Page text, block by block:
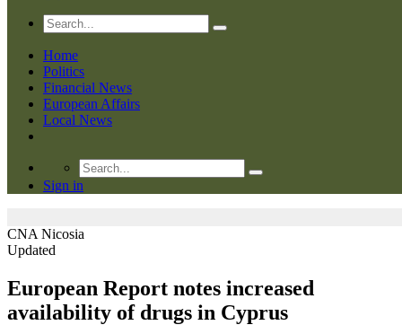
Home
Politics
Financial News
European Affairs
Local News
Sign in
CNA Nicosia
Updated
European Report notes increased
availability of drugs in Cyprus